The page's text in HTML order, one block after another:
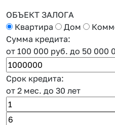
ОБЪЕКТ ЗАЛОГА
Квартира
Дом
Сумма кредита:
от 100 000 руб. до 50 000
Срок кредита:
от 2 мес. до 30 лет